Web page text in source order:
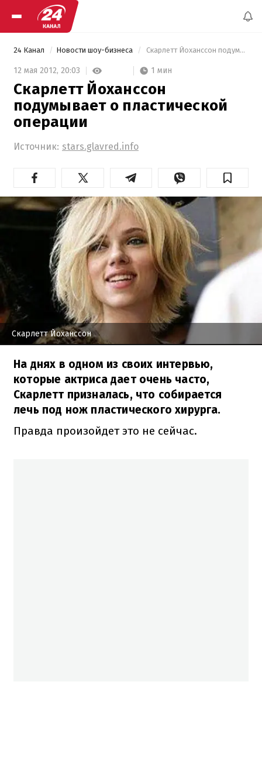
24 Канал Новости шоу-бизнеса Скарлетт Йоханссон подумывает о пластической операции
12 мая 2012, 20:03 1 мин
Скарлетт Йоханссон
подумывает о пластической
операции
Источник: stars.glavred.info
Скарлетт Йоханссон
На днях в одном из своих интервью,
которые актриса дает очень часто,
Скарлетт призналась, что собирается
лечь под нож пластического хирурга.
Правда произойдет это не сейчас.